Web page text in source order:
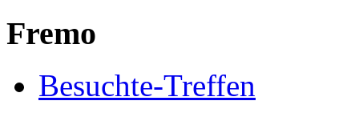
Fremo
Besuchte-Treffen